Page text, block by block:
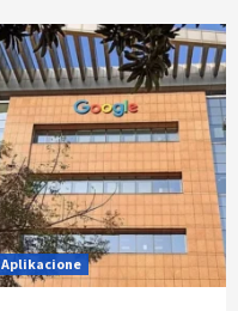
Aplikacione